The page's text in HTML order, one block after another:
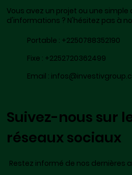
Suivez-nous sur
réseaux sociaux
Restez informé de nos dernières
Vous avez un projet ou une
d'informations ? N'hésitez pas à
Portable : +2250788352190
Fixe : +2252720362499
Email :